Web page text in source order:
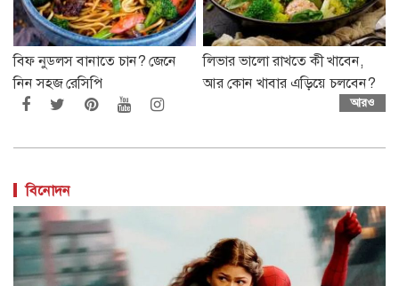
বিফ নুডলস বানাতে চান? জেনে
নিন সহজ রেসিপি
লিভার ভালো রাখতে কী খাবেন,
আর কোন খাবার এড়িয়ে চলবেন?
আরও
বিনোদন